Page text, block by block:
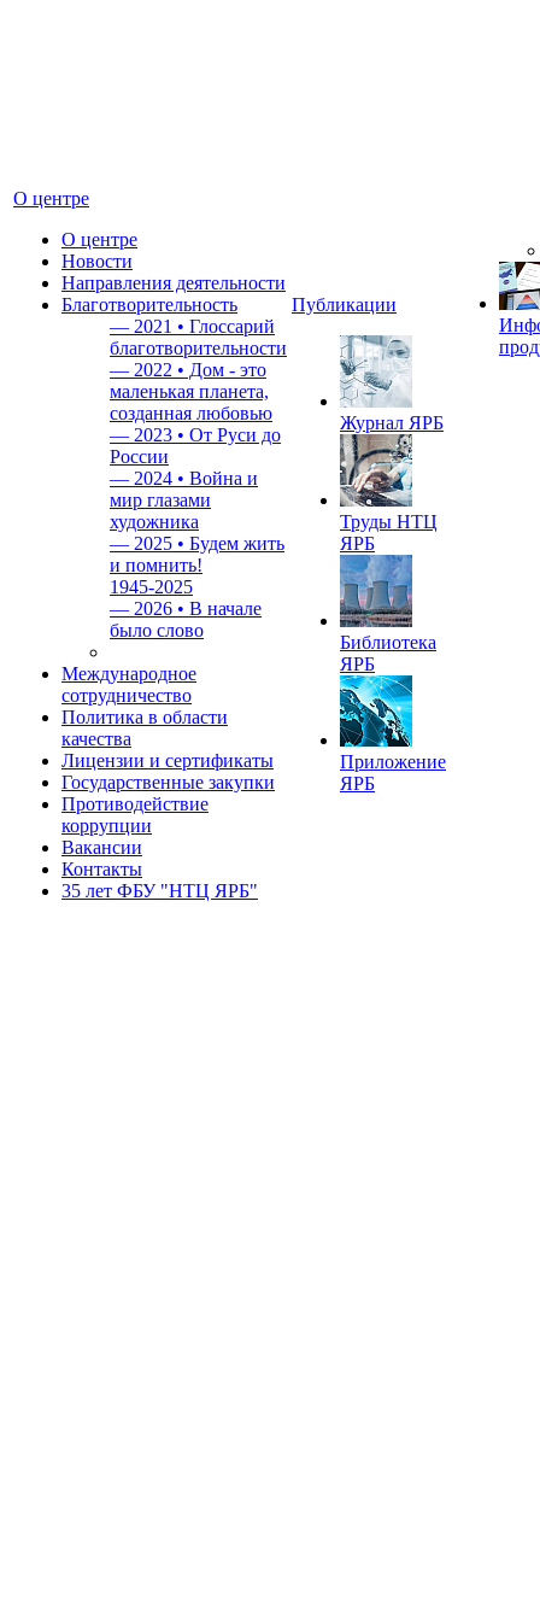
О центре
О центре
Новости
Направления деятельности
Благотворительность
— 2021 • Глоссарий
благотворительности
— 2022 • Дом - это
маленькая планета,
созданная любовью
— 2023 • От Руси до
России
— 2024 • Война и
мир глазами
художника
— 2025 • Будем жить
и помнить!
1945-2025
— 2026 • В начале
было слово
Международное
сотрудничество
Политика в области
качества
Лицензии и сертификаты
Государственные закупки
Противодействие
коррупции
Вакансии
Контакты
35 лет ФБУ "НТЦ ЯРБ"
Публикации
Журнал ЯРБ
Труды НТЦ
ЯРБ
Библиотека
ЯРБ
Приложение
ЯРБ